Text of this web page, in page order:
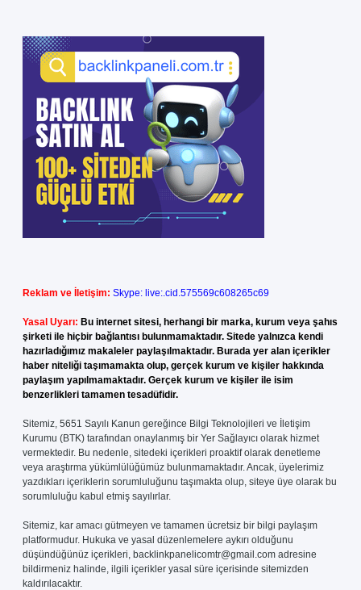
Reklam ve İletişim: Skype: live:.cid.575569c608265c69
Yasal Uyarı: Bu internet sitesi, herhangi bir marka, kurum veya şahıs
şirketi ile hiçbir bağlantısı bulunmamaktadır. Sitede yalnızca kendi
hazırladığımız makaleler paylaşılmaktadır. Burada yer alan içerikler
haber niteliği taşımamakta olup, gerçek kurum ve kişiler hakkında
paylaşım yapılmamaktadır. Gerçek kurum ve kişiler ile isim
benzerlikleri tamamen tesadüfidir.
Sitemiz, 5651 Sayılı Kanun gereğince Bilgi Teknolojileri ve İletişim
Kurumu (BTK) tarafından onaylanmış bir Yer Sağlayıcı olarak hizmet
vermektedir. Bu nedenle, sitedeki içerikleri proaktif olarak denetleme
veya araştırma yükümlülüğümüz bulunmamaktadır. Ancak, üyelerimiz
yazdıkları içeriklerin sorumluluğunu taşımakta olup, siteye üye olarak bu
sorumluluğu kabul etmiş sayılırlar.
Sitemiz, kar amacı gütmeyen ve tamamen ücretsiz bir bilgi paylaşım
platformudur. Hukuka ve yasal düzenlemelere aykırı olduğunu
düşündüğünüz içerikleri, backlinkpanelicomtr@gmail.com adresine
bildirmeniz halinde, ilgili içerikler yasal süre içerisinde sitemizden
kaldırılacaktır.